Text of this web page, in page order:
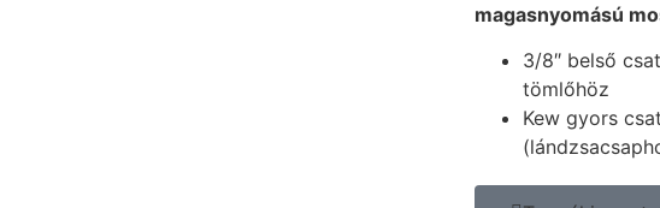
magasnyomású
3/8″ belső
tömlőhöz
Kew gyors